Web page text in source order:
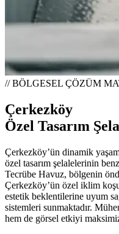
// BÖLGESEL ÇÖZÜM
Çerkezköy
Özel Tasarım
Çerkezköy’ün dinamik
özel tasarım şelalelerinin
Tecrübe Havuz, bölgenin
Çerkezköy’ün özel iklim
estetik beklentilerine uyum
sistemleri sunmaktadır.
hem de görsel etkiyi